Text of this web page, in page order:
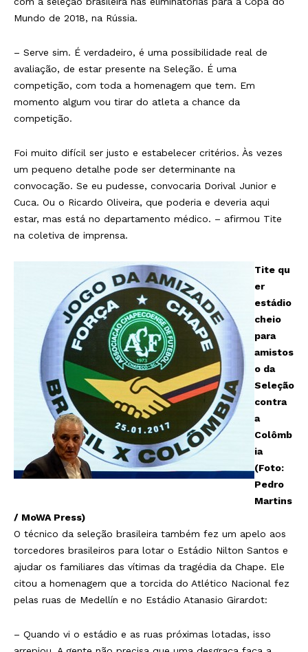
Mundo de 2018, na Rússia.
– Serve sim. É verdadeiro, é uma possibilidade real de
avaliação, de estar presente na Seleção. É uma
competição, com toda a homenagem que tem. Em
momento algum vou tirar do atleta a chance da
competição.
Foi muito difícil ser justo e estabelecer critérios. Às vezes
um pequeno detalhe pode ser determinante na
convocação. Se eu pudesse, convocaria Dorival Junior e
Cuca. Ou o Ricardo Oliveira, que poderia e deveria aqui
estar, mas está no departamento médico. – afirmou Tite
na coletiva de imprensa.
Tite qu
er
estádio
cheio
para
amistos
o da
Seleção
contra
a
Colômb
ia
(Foto:
Pedro
Martins
/ MoWA Press)
O técnico da seleção brasileira também fez um apelo aos
torcedores brasileiros para lotar o Estádio Nilton Santos e
ajudar os familiares das vítimas da tragédia da Chape. Ele
citou a homenagem que a torcida do Atlético Nacional fez
pelas ruas de Medellín e no Estádio Atanasio Girardot:
– Quando vi o estádio e as ruas próximas lotadas, isso